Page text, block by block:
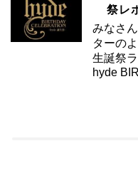
祭レ
みなさ
ターの
生誕祭
hyde